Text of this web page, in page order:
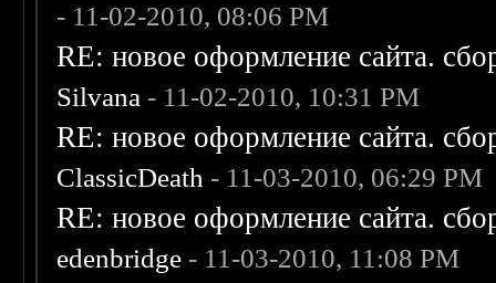
- 11-02-2010, 08:06 PM
RE: новое оформление сайта.
Silvana - 11-02-2010, 10:31 PM
RE: новое оформление сайта.
ClassicDeath - 11-03-2010, 06:29 PM
RE: новое оформление сайта.
edenbridge - 11-03-2010, 11:08 PM